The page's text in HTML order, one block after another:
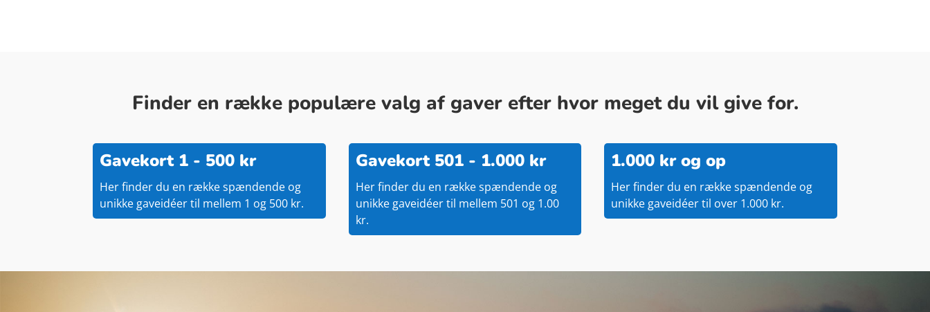
Finder en række populære valg af gaver efter hvor meget du vil give for.
Gavekort 1 - 500 kr
Her finder du en række spændende og
unikke gaveidéer til mellem 1 og 500 kr.
Gavekort 501 - 1.000 kr
Her finder du en række spændende og
unikke gaveidéer til mellem 501 og 1.00
kr.
1.000 kr og op
Her finder du en række spændende og
unikke gaveidéer til over 1.000 kr.